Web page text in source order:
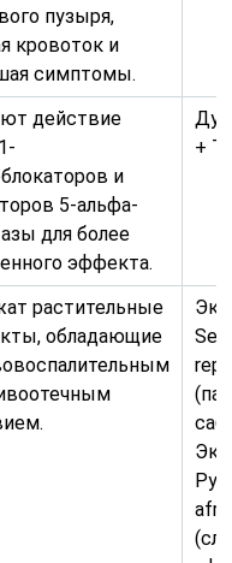
пузыря,
кровоток и
симптомы.
действие
и
5-альфа-
для более
эффекта.
+
растительные
обладающие